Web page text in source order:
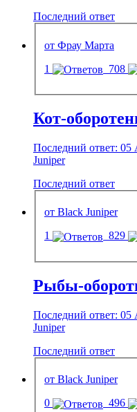
Последний ответ
от Фрау Марта
1
708
Кот-
Последний ответ: 05
Juniper
Последний ответ
от Black Juniper
1
829
Рыбы-
Последний ответ: 05
Juniper
Последний ответ
от Black Juniper
0
496